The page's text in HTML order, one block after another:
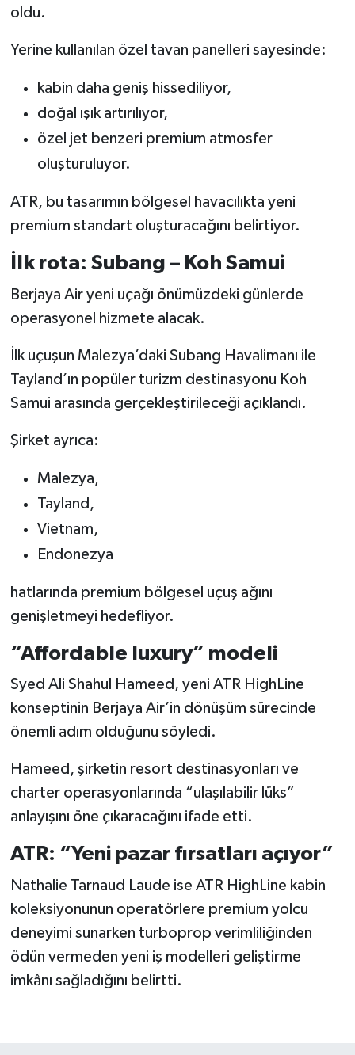
oldu.
Yerine kullanılan özel tavan panelleri sayesinde:
kabin daha geniş hissediliyor,
doğal ışık artırılıyor,
özel jet benzeri premium atmosfer
oluşturuluyor.
ATR, bu tasarımın bölgesel havacılıkta yeni
premium standart oluşturacağını belirtiyor.
İlk rota: Subang – Koh Samui
Berjaya Air yeni uçağı önümüzdeki günlerde
operasyonel hizmete alacak.
İlk uçuşun Malezya’daki Subang Havalimanı ile
Tayland’ın popüler turizm destinasyonu Koh
Samui arasında gerçekleştirileceği açıklandı.
Şirket ayrıca:
Malezya,
Tayland,
Vietnam,
Endonezya
hatlarında premium bölgesel uçuş ağını
genişletmeyi hedefliyor.
“Affordable luxury” modeli
Syed Ali Shahul Hameed, yeni ATR HighLine
konseptinin Berjaya Air’in dönüşüm sürecinde
önemli adım olduğunu söyledi.
Hameed, şirketin resort destinasyonları ve
charter operasyonlarında “ulaşılabilir lüks”
anlayışını öne çıkaracağını ifade etti.
ATR: “Yeni pazar fırsatları açıyor”
Nathalie Tarnaud Laude ise ATR HighLine kabin
koleksiyonunun operatörlere premium yolcu
deneyimi sunarken turboprop verimliliğinden
ödün vermeden yeni iş modelleri geliştirme
imkânı sağladığını belirtti.